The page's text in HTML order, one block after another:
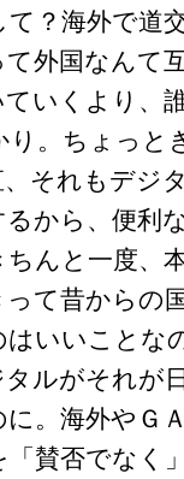
？海外で道
外国なんて
いくより、
。ちょっと
それもデジ
から、便利
んと一度、
て昔からの
いいことな
ルがそれが
。海外やＧ
賛否でなく